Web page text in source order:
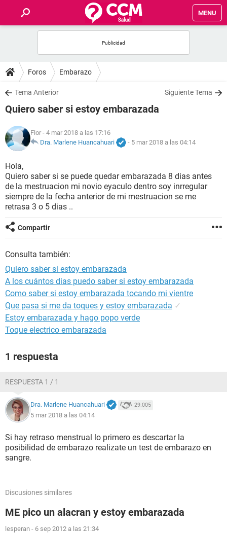
MENU
FOROS
SALUD
FAMILIA
NUTRICIÓN
BIENESTAR
SEXUALIDAD
GLOSARIO
Foros Embarazo
Tema Anterior Siguiente Tema
Quiero saber si estoy embarazada
Flor - 4 mar 2018 a las 17:16
Dra. Marlene Huancahuari
- 5 mar 2018 a las 04:14
Hola,
Quiero saber si se puede quedar embarazada 8 dias antes
de la mestruacion mi novio eyaculo dentro soy inrregular
siempre de la fecha anterior de mi mestruacion se me
retrasa 3 o 5 dias ..
Compartir
Consulta también:
Quiero saber si estoy embarazada
A los cuántos dias puedo saber si estoy embarazada
Como saber si estoy embarazada tocando mi vientre
Que pasa si me da toques y estoy embarazada ✓
Estoy embarazada y hago popo verde
Toque electrico embarazada
1 respuesta
RESPUESTA 1 / 1
Dra. Marlene Huancahuari 29.005
5 mar 2018 a las 04:14
Si hay retraso menstrual lo primero es descartar la
posibilidad de embarazo realizate un test de embarazo en
sangre.
Discusiones similares
ME pico un alacran y estoy embarazada
lesperan - 6 sep 2012 a las 21:34